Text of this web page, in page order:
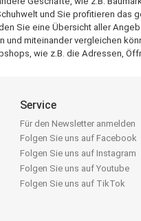
und Sie profitieren das
Sie eine Übersicht aller
miteinander vergleichen
wie z.B. die Adressen,
Service
Für den Newsletter anmelden
Folgen Sie uns auf Facebook
Folgen Sie uns auf Instagram
Folgen Sie uns auf Youtube
Folgen Sie uns auf TikTok